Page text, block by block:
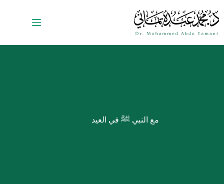
مع النبي ﷺ في العيد